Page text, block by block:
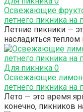
Освежающие
летнего пикника на
Летние пикники —
насладиться
Для пикника 0
Освежающие
летнего пикника на
Лето — это время
конечно, пикников